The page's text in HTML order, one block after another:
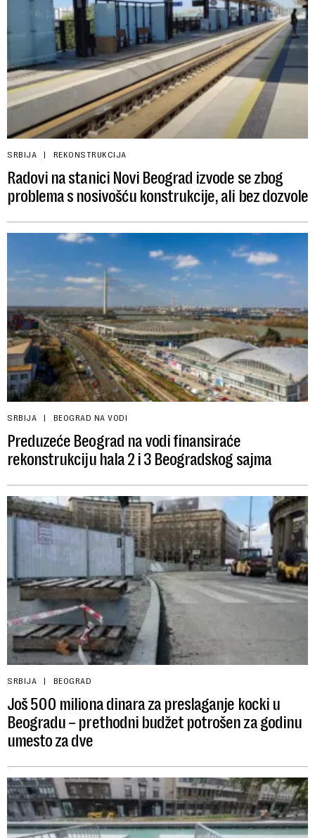
SRBIJA REKONSTRUKCIJA
Radovi na stanici Novi Beograd izvode se zbog
problema s nosivošću konstrukcije, ali bez dozvole
SRBIJA BEOGRAD NA VODI
Preduzeće Beograd na vodi finansiraće
rekonstrukciju hala 2 i 3 Beogradskog sajma
SRBIJA BEOGRAD
Još 500 miliona dinara za preslaganje kocki u
Beogradu – prethodni budžet potrošen za godinu
umesto za dve